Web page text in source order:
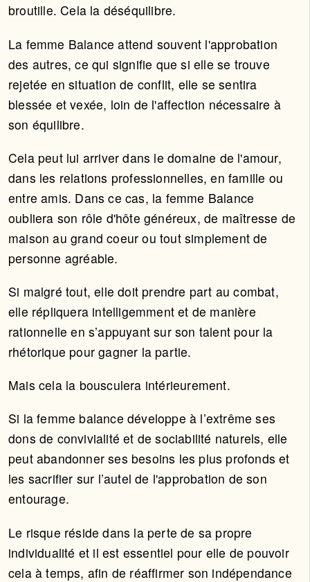
broutille. Cela la déséquilibre.
La femme Balance attend souvent l'approbation
des autres, ce qui signifie que si elle se trouve
rejetée en situation de conflit, elle se sentira
blessée et vexée, loin de l'affection nécessaire à
son équilibre.
Cela peut lui arriver dans le domaine de l'amour,
dans les relations professionnelles, en famille ou
entre amis. Dans ce cas, la femme Balance
oubliera son rôle d'hôte généreux, de maîtresse de
maison au grand coeur ou tout simplement de
personne agréable.
Si malgré tout, elle doit prendre part au combat,
elle répliquera intelligemment et de manière
rationnelle en s’appuyant sur son talent pour la
rhétorique pour gagner la partie.
Mais cela la bousculera intérieurement.
Si la femme balance développe à l’extrême ses
dons de convivialité et de sociabilité naturels, elle
peut abandonner ses besoins les plus profonds et
les sacrifier sur l’autel de l'approbation de son
entourage.
Le risque réside dans la perte de sa propre
individualité et il est essentiel pour elle de pouvoir
cela à temps, afin de réaffirmer son indépendance